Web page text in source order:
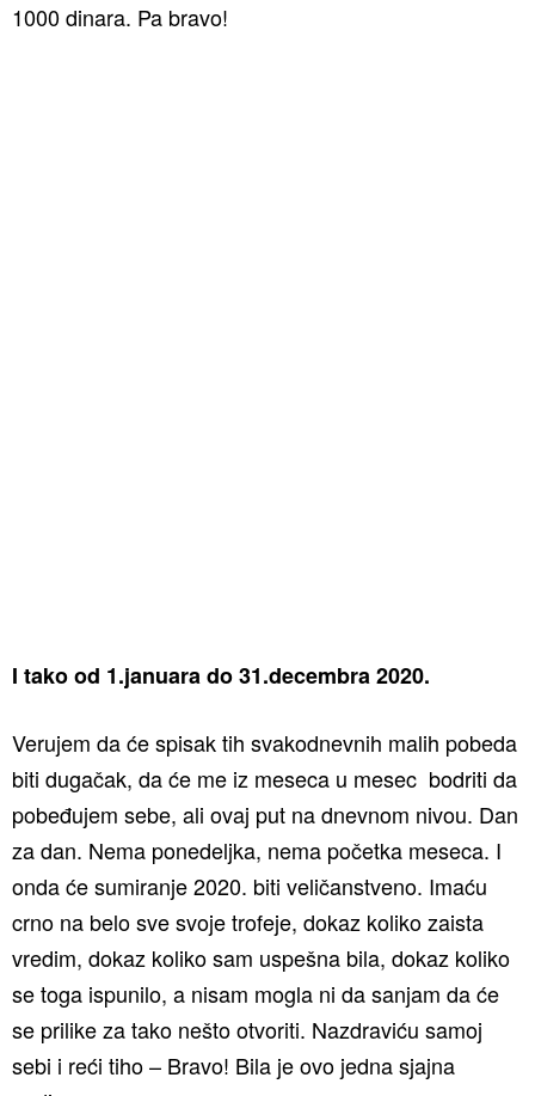
1000 dinara. Pa bravo!
I tako od 1.januara do 31.decembra 2020.
Verujem da će spisak tih svakodnevnih malih pobeda
biti dugačak, da će me iz meseca u mesec bodriti da
pobeđujem sebe, ali ovaj put na dnevnom nivou. Dan
za dan. Nema ponedeljka, nema početka meseca. I
onda će sumiranje 2020. biti veličanstveno. Imaću
crno na belo sve svoje trofeje, dokaz koliko zaista
vredim, dokaz koliko sam uspešna bila, dokaz koliko
se toga ispunilo, a nisam mogla ni da sanjam da će
se prilike za tako nešto otvoriti. Nazdraviću samoj
sebi i reći tiho – Bravo! Bila je ovo jedna sjajna